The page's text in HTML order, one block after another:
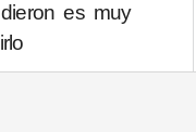
es muy